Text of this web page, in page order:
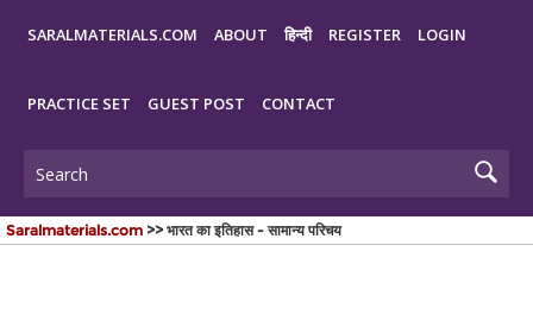
SARALMATERIALS.COM ABOUT हिन्दी REGISTER LOGIN
PRACTICE SET GUEST POST CONTACT
Saralmaterials.com >> भारत का इतिहास - सामान्य परिचय